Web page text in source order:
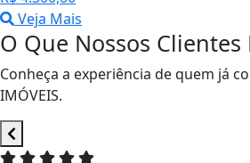
Veja Mais
O Que Nossos Clientes
Conheça a experiência de quem já
IMÓVEIS.